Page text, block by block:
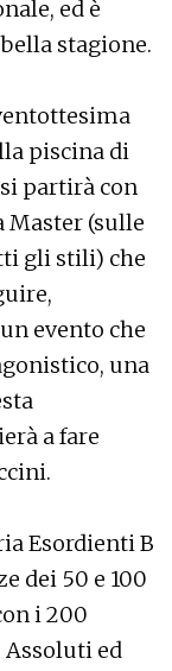
ed è
stagione.
piscina di
partirà con
Master (sulle
gli stili) che
evento che
una
a fare
Esordienti B
dei 50 e 100
i 200
Assoluti ed